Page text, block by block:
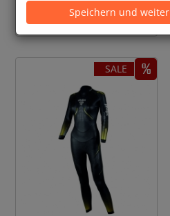
ab 129,00 €
SALE
Speichern und weiter